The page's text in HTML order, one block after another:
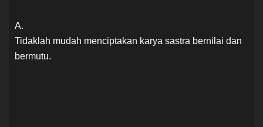
A.
Tidaklah mudah menciptakan karya sastra bernilai dan
bermutu.